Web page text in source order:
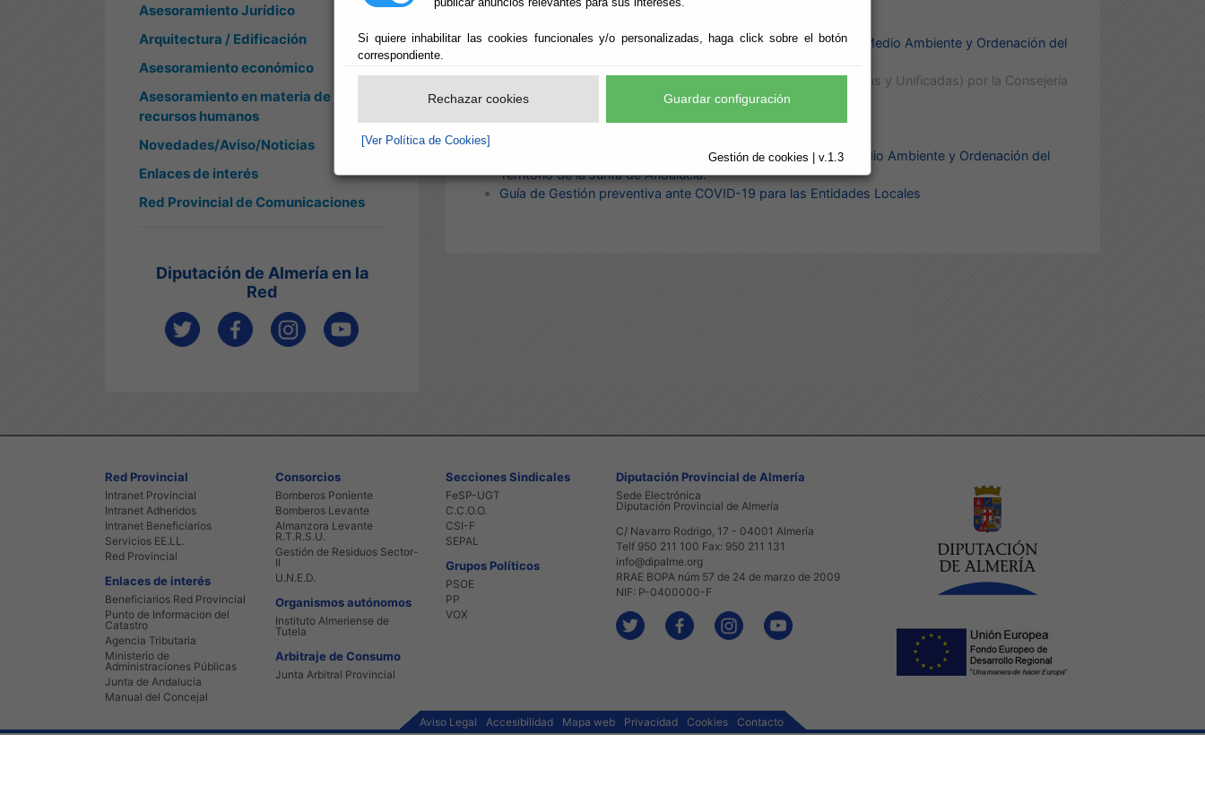
Si quiere inhabilitar las cookies funcionales y/o personalizadas, haga click sobre el botón
correspondiente.
Rechazar cookies Guardar configuración
[Ver Política de Cookies]
Gestión de cookies | v.1.3
Asesoramiento Jurídico
Arquitectura / Edificación
Asesoramiento económico
Asesoramiento en materia de
recursos humanos
Novedades/Aviso/Noticias
Enlaces de interés
Red Provincial de Comunicaciones
Diputación de Almería en la
Red
Web del Código Técnico de la Edificación (CTE)
Red de Información Ambiental (REDIAM) de la Consejería de Medio Ambiente y Ordenación del
Consulta de Autorizaciones Ambientales otorgadas (Integradas y Unificadas) por la Consejería
de Medio Ambiente y Ordenación del Territorio
Consulta de planeamiento urbanístico de la Consejería de Medio Ambiente y Ordenación del
Territorio de la Junta de Andalucía.
Guía de Gestión preventiva ante COVID-19 para las Entidades Locales
Red Provincial
Intranet Provincial
Intranet Adheridos
Intranet Beneficiarios
Servicios EE.LL.
Red Provincial
Enlaces de interés
Beneficiarios Red Provincial
Punto de Informacion del
Catastro
Agencia Tributaria
Ministerio de
Administraciones Públicas
Junta de Andalucia
Manual del Concejal
Consorcios
Bomberos Poniente
Bomberos Levante
Almanzora Levante
R.T.R.S.U.
Gestión de Residuos Sector-
II
U.N.E.D.
Organismos autónomos
Instituto Almeriense de
Tutela
Arbitraje de Consumo
Junta Arbitral Provincial
Secciones Sindicales
FeSP-UGT
C.C.O.O.
CSI-F
SEPAL
Grupos Políticos
PSOE
PP
VOX
Diputación Provincial de Almería
Sede Electrónica
Diputación Provincial de Almería
C/ Navarro Rodrigo, 17 - 04001 Almería
Telf 950 211 100 Fax: 950 211 131
info@dipalme.org
RRAE BOPA núm 57 de 24 de marzo de 2009
NIF: P-0400000-F
Aviso Legal Accesibilidad Mapa web Privacidad Cookies Contacto